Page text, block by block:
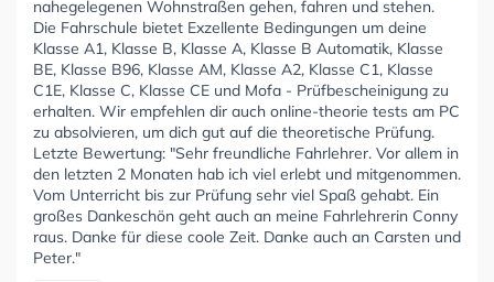
nahegelegenen Wohnstraßen gehen, fahren und stehen.
Die Fahrschule bietet Exzellente Bedingungen um deine
Klasse A1, Klasse B, Klasse A, Klasse B Automatik, Klasse
BE, Klasse B96, Klasse AM, Klasse A2, Klasse C1, Klasse
C1E, Klasse C, Klasse CE und Mofa - Prüfbescheinigung zu
erhalten. Wir empfehlen dir auch online-theorie tests am PC
zu absolvieren, um dich gut auf die theoretische Prüfung.
Letzte Bewertung: "Sehr freundliche Fahrlehrer. Vor allem in
den letzten 2 Monaten hab ich viel erlebt und mitgenommen.
Vom Unterricht bis zur Prüfung sehr viel Spaß gehabt. Ein
großes Dankeschön geht auch an meine Fahrlehrerin Conny
raus. Danke für diese coole Zeit. Danke auch an Carsten und
Peter."